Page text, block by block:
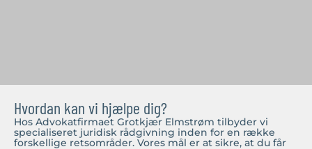
Hvordan kan vi hjælpe dig?
Hos Advokatfirmaet Grotkjær Elmstrøm tilbyder vi
specialiseret juridisk rådgivning inden for en række
forskellige retsområder. Vores mål er at sikre, at du får